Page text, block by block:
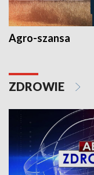
Agro-szansa
ZDROWIE